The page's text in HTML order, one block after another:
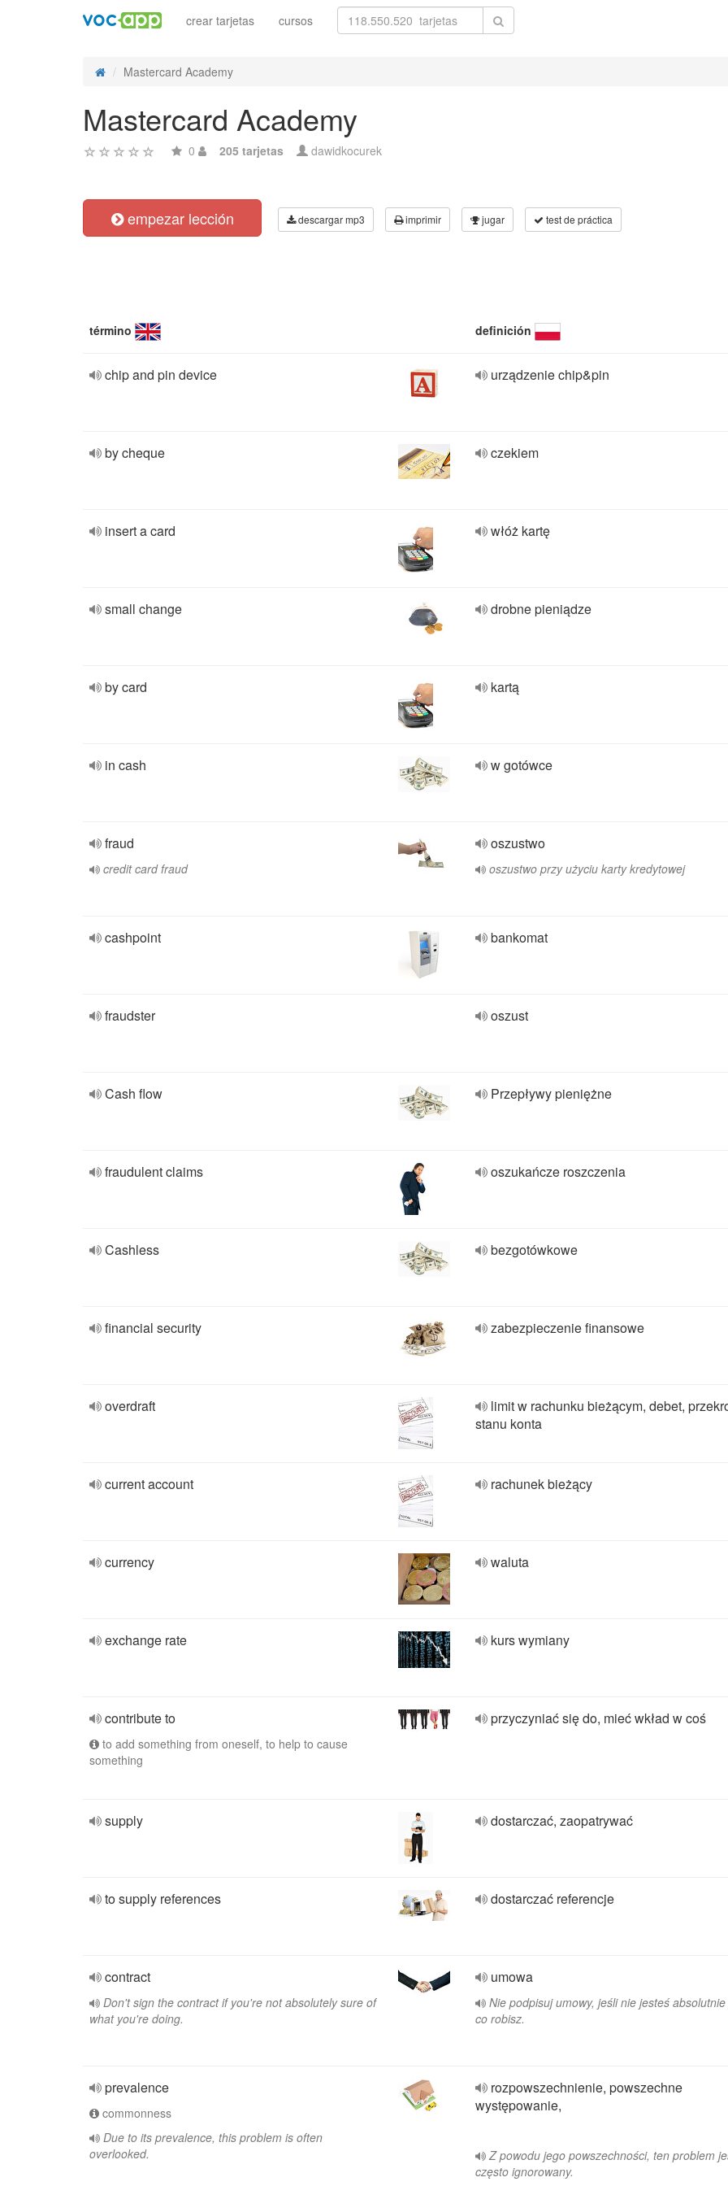
crear tarjetas cursos
Mastercard Academy
Mastercard Academy
0 205 tarjetas dawidkocurek
empezar lección descargar mp3 imprimir jugar test de práctica
término definición
chip and pin device urządzenie chip&pin
by cheque czekiem
insert a card włóż kartę
small change drobne pieniądze
by card kartą
in cash w gotówce
fraud
credit card fraud
oszustwo
oszustwo przy użyciu karty kredytowej
cashpoint bankomat
fraudster oszust
Cash flow Przepływy pieniężne
fraudulent claims oszukańcze roszczenia
Cashless bezgotówkowe
financial security zabezpieczenie finansowe
overdraft
limit w rachunku bieżącym, debet,
stanu konta
current account rachunek bieżący
currency waluta
exchange rate kurs wymiany
contribute to
to add something from oneself, to help to cause
something
przyczyniać się do, mieć wkład w coś
supply dostarczać, zaopatrywać
to supply references dostarczać referencje
contract
Don't sign the contract if you're not absolutely sure of
what you're doing.
umowa
Nie podpisuj umowy, jeśli nie jesteś absolutnie
co robisz.
prevalence
commonness
Due to its prevalence, this problem is often
overlooked.
rozpowszechnienie, powszechne
występowanie,
Z powodu jego powszechności, ten problem
często ignorowany.